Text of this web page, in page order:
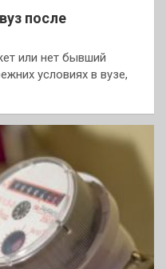
после
или нет бывший
условиях в вузе,